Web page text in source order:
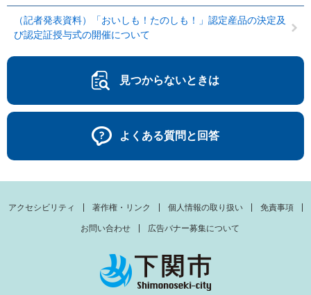
（記者発表資料）「おいしも！たのしも！」認定産品の決定及
び認定証授与式の開催について
見つからないときは
よくある質問と回答
アクセシビリティ 著作権・リンク 個人情報の取り扱い 免責事項
お問い合わせ 広告バナー募集について